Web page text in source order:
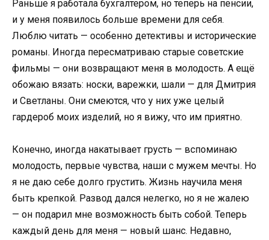
Раньше я работала бухгалтером, но теперь на пенсии,
и у меня появилось больше времени для себя.
Люблю читать — особенно детективы и исторические
романы. Иногда пересматриваю старые советские
фильмы — они возвращают меня в молодость. А ещё
обожаю вязать: носки, варежки, шали — для Дмитрия
и Светланы. Они смеются, что у них уже целый
гардероб моих изделий, но я вижу, что им приятно.
Конечно, иногда накатывает грусть — вспоминаю
молодость, первые чувства, наши с мужем мечты. Но
я не даю себе долго грустить. Жизнь научила меня
быть крепкой. Развод дался нелегко, но я не жалею
— он подарил мне возможность быть собой. Теперь
каждый день для меня — новый шанс. Недавно,